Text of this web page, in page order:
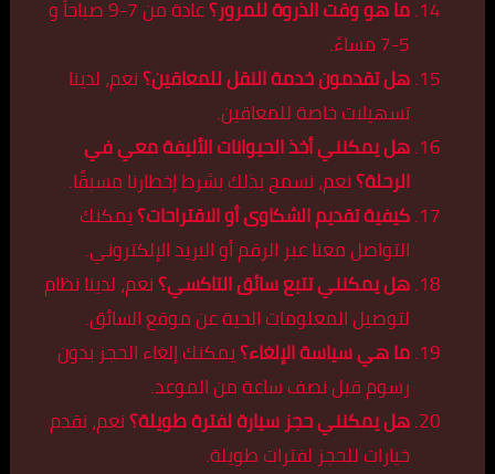
ما هو وقت الذروة للمرور؟
عادة من 7-9 صباحاً و
5-7 مساءً.
هل تقدمون خدمة النقل للمعاقين؟نعم، لدينا
تسهيلات خاصة للمعاقين.
هل يمكنني أخذ الحيوانات الأليفة معي في
الرحلة؟نعم، نسمح بذلك بشرط إخطارنا مسبقًا.
كيفية تقديم الشكاوى أو الاقتراحات؟يمكنك
التواصل معنا عبر الرقم أو البريد الإلكتروني.
هل يمكنني تتبع سائق التاكسي؟نعم، لدينا نظام
لتوصيل المعلومات الحية عن موقع السائق.
ما هي سياسة الإلغاء؟يمكنك إلغاء الحجز بدون
رسوم قبل نصف ساعة من الموعد.
هل يمكنني حجز سيارة لفترة طويلة؟نعم، نقدم
خيارات للحجز لفترات طويلة.